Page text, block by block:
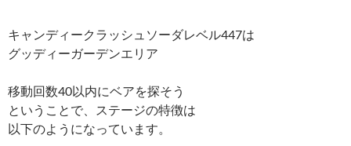
キャンディークラッシュソーダレベル447は
グッディーガーデンエリア
移動回数40以内にベアを探そう
ということで、ステージの特徴は
以下のようになっています。